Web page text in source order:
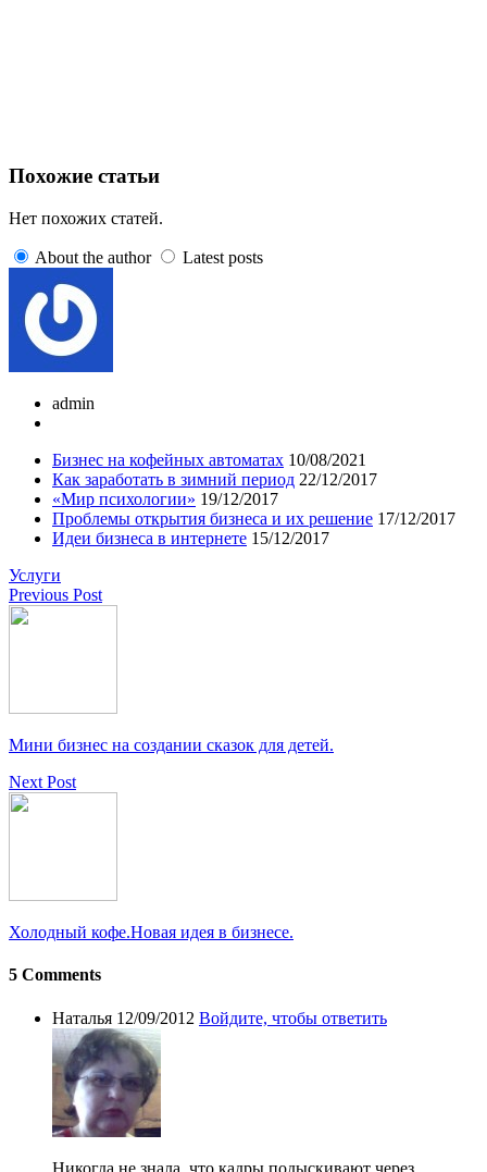
Похожие статьи
Нет похожих статей.
About the author Latest posts
admin
Бизнес на кофейных автоматах 10/08/2021
Как заработать в зимний период 22/12/2017
«Мир психологии» 19/12/2017
Проблемы открытия бизнеса и их решение 17/12/2017
Идеи бизнеса в интернете 15/12/2017
Услуги
Previous Post
Мини бизнес на создании сказок для детей.
Next Post
Холодный кофе.Новая идея в бизнесе.
5 Comments
Наталья 12/09/2012 Войдите, чтобы ответить
Никогда не знала, что кадры подыскивают через